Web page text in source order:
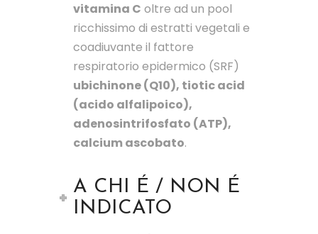
vitamina C oltre ad un pool
ricchissimo di estratti vegetali e
coadiuvante il fattore
respiratorio epidermico (SRF)
ubichinone (Q10), tiotic acid
(acido alfalipoico),
adenosintrifosfato (ATP),
calcium ascobato.
A CHI É / NON É
INDICATO